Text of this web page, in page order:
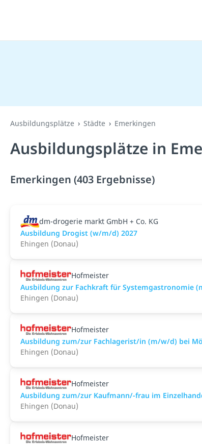
Ausbildungsplätze Städte Emerkingen
Ausbildungsplätze in
Emerkingen (403 Ergebnisse)
dm-drogerie markt GmbH + Co. KG
Ausbildung Drogist (w/m/d) 2027
Ehingen (Donau)
Hofmeister
Ausbildung zur Fachkraft für Systemgastronomie
Ehingen (Donau)
Hofmeister
Ausbildung zum/zur Fachlagerist/in (m/w/d) bei
Ehingen (Donau)
Hofmeister
Ausbildung zum/zur Kaufmann/-frau im
Ehingen (Donau)
Hofmeister